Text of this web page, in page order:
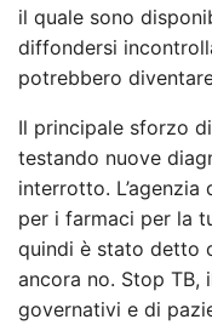
il quale sono
diffondersi
potrebbero
Il principale sforzo
testando nuove
interrotto.
per i farmaci per la
quindi è stato detto
ancora no. Stop
governativi e di